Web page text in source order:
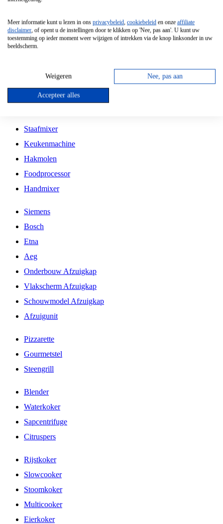
Vrijstaande Magnetron
Vrijstaande Kookplaat
Inbouw Gaskookplaat
Inbouw Keramische Kookplaat
Kookplaat Accessoires
Staafmixer
Keukenmachine
Hakmolen
Foodprocessor
Handmixer
Siemens
Bosch
Etna
Aeg
Onderbouw Afzuigkap
Vlakscherm Afzuigkap
Schouwmodel Afzuigkap
Afzuigunit
Pizzarette
Gourmetstel
Steengrill
Blender
Waterkoker
Sapcentrifuge
Citruspers
Rijstkoker
Slowcooker
Stoomkoker
Multicooker
Eierkoker
Meer informatie kunt u lezen in ons privacybeleid, cookiebeleid en onze affiliate
disclaimer, of opent u de instellingen door te klikken op 'Nee, pas aan'. U kunt uw
toestemming op ieder moment weer wijzigen of intrekken via de knop linksonder in uw
beeldscherm.
Weigeren Nee, pas aan
Accepteer alles